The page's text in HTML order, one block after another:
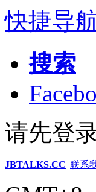
快捷导
搜索
请先登
JBTALKS.CC |联系